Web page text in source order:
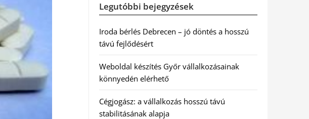
Legutóbbi bejegyzések
Iroda bérlés Debrecen – jó döntés a hosszú
távú fejlődésért
Weboldal készítés Győr vállalkozásainak
könnyedén elérhető
Cégjogász: a vállalkozás hosszú távú
stabilitásának alapja